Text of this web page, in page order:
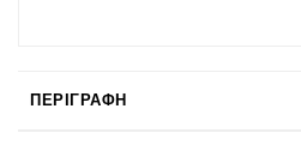
ΠΕΡΙΓΡΑΦΉ